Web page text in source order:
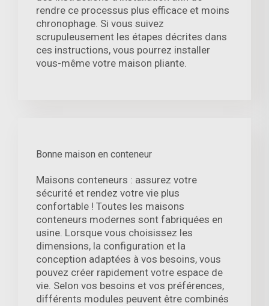
rendre ce processus plus efficace et moins
chronophage. Si vous suivez
scrupuleusement les étapes décrites dans
ces instructions, vous pourrez installer
vous-même votre maison pliante.
Bonne maison en conteneur
Maisons conteneurs : assurez votre
sécurité et rendez votre vie plus
confortable ! Toutes les maisons
conteneurs modernes sont fabriquées en
usine. Lorsque vous choisissez les
dimensions, la configuration et la
conception adaptées à vos besoins, vous
pouvez créer rapidement votre espace de
vie. Selon vos besoins et vos préférences,
différents modules peuvent être combinés